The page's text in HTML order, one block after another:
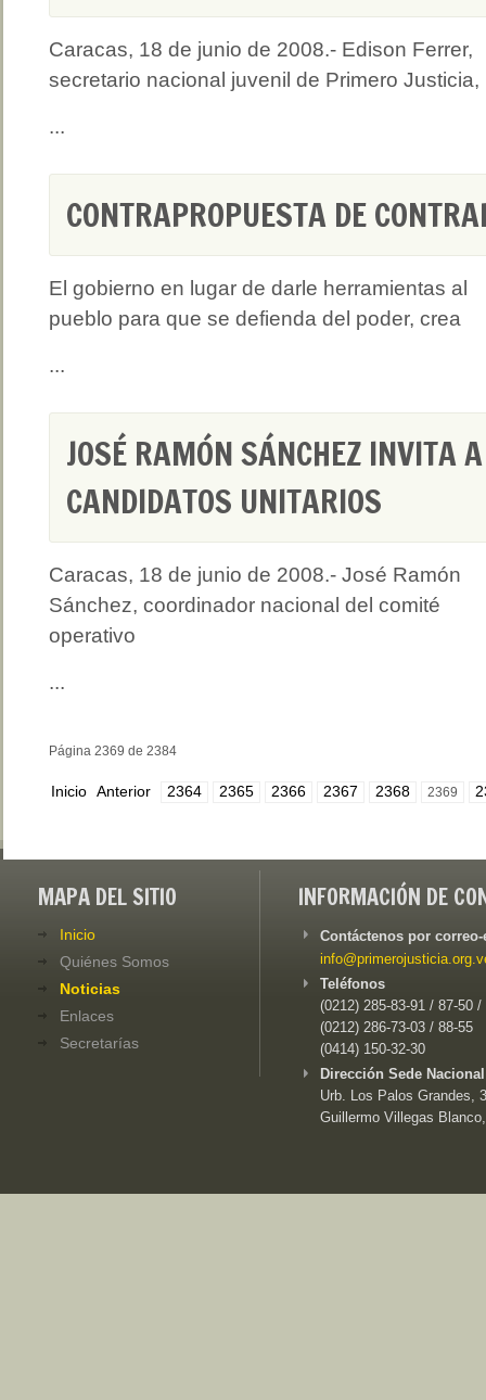
Caracas, 18 de junio de 2008.- Edison Ferrer,
secretario nacional juvenil de Primero Justicia,
...
CONTRAPROPUESTA DE
El gobierno en lugar de darle herramientas al
pueblo para que se defienda del poder, crea
...
JOSÉ RAMÓN SÁNCHEZ INVITA
CANDIDATOS UNITARIOS
Caracas, 18 de junio de 2008.- José Ramón
Sánchez, coordinador nacional del comité
operativo
...
Página 2369 de 2384
Inicio Anterior 2364 2365 2366 2367 2368 2369
MAPA DEL SITIO
Inicio
Quiénes Somos
Noticias
Enlaces
Secretarías
INFORMACIÓN DE
Contáctenos por
Teléfonos
(0212) 285-83-91 / 87-50 /
(0212) 286-73-03 / 88-55
(0414) 150-32-30
Dirección Sede
Urb. Los Palos Grandes,
Guillermo Villegas